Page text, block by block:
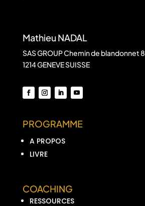
Mathieu NADAL
SAS GROUP Chemin de blandonnet 8
1214 GENEVE SUISSE
PROGRAMME
A PROPOS
LIVRE
COACHING
RESSOURCES